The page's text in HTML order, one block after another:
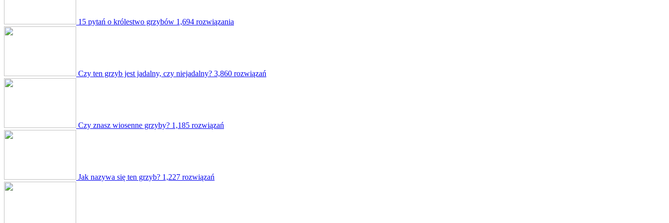
15 pytań o królestwo grzybów 1,694 rozwiązania
Czy ten grzyb jest jadalny, czy niejadalny? 3,860 rozwiązań
Czy znasz wiosenne grzyby? 1,185 rozwiązań
Jak nazywa się ten grzyb? 1,227 rozwiązań